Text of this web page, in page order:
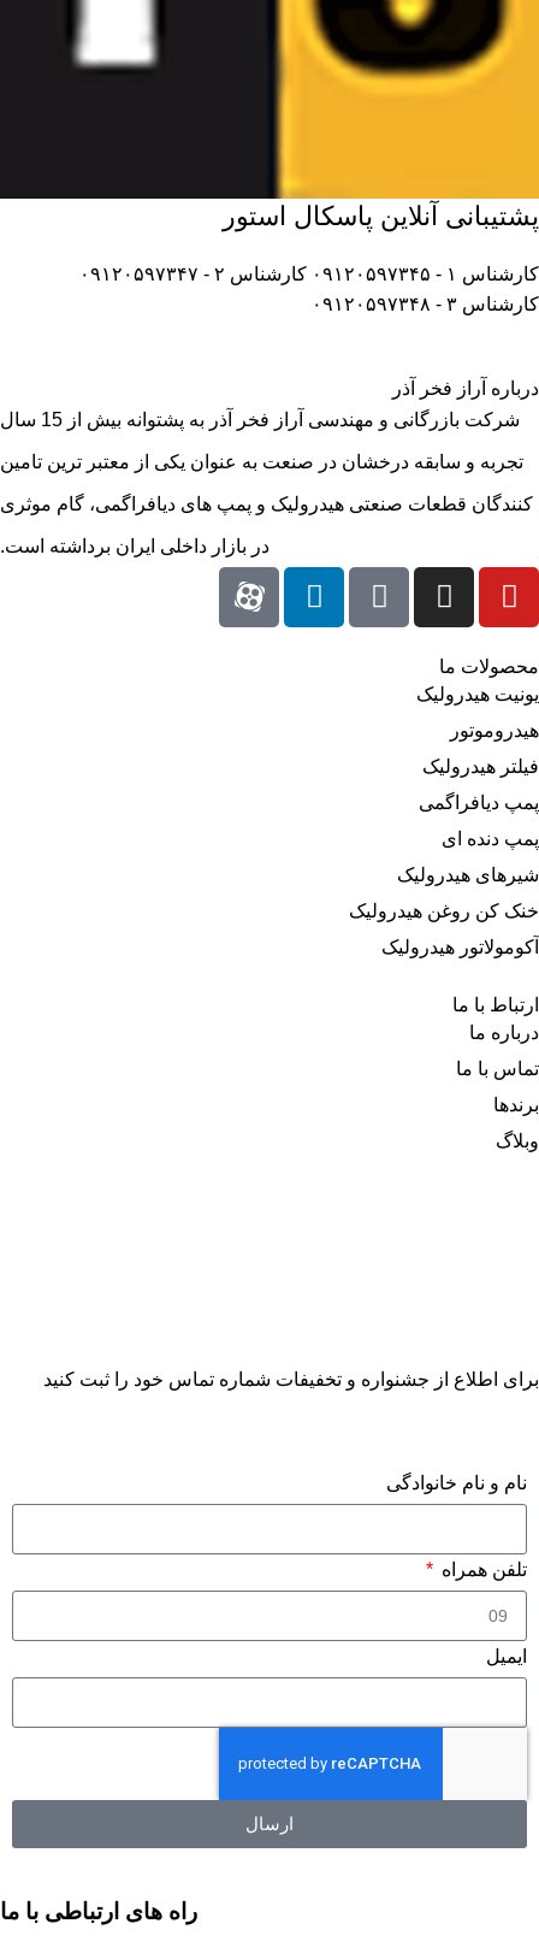
پشتیبانی آنلاین پاسکال استور
کارشناس ۱ - ۰۹۱۲۰۵۹۷۳۴۵
کارشناس ۲ - ۰۹۱۲۰۵۹۷۳۴۷
کارشناس ۳ - ۰۹۱۲۰۵۹۷۳۴۸
درباره آراز فخر آذر
شرکت بازرگانی و مهندسی آراز فخر آذر به پشتوانه بیش از 15 سال
تجربه و سابقه درخشان در صنعت به عنوان یکی از معتبر ترین تامین
کنندگان قطعات صنعتی هیدرولیک و پمپ های دیافراگمی، گام موثری
در بازار داخلی ایران برداشته است.
محصولات ما
یونیت هیدرولیک
هیدروموتور
فیلتر هیدرولیک
پمپ دیافراگمی
پمپ دنده ای
شیرهای هیدرولیک
خنک کن روغن هیدرولیک
آکومولاتور هیدرولیک
ارتباط با ما
درباره‌ ما
تماس با ما
برندها
وبلاگ
برای اطلاع از جشنواره و تخفیفات شماره تماس خود را ثبت کنید
نام و نام خانوادگی
تلفن همراه
ایمیل
ارسال
راه های ارتباطی با ما